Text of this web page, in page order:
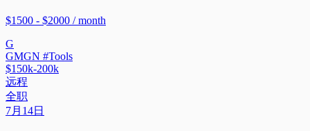
$1500 - $2000 / month
G
GMGN #Tools
$150k-200k
远程
全职
7月14日